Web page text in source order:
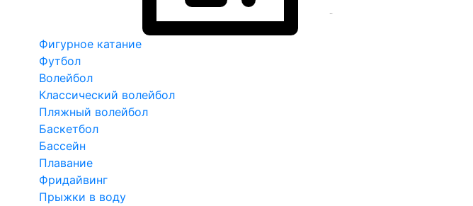
Фигурное катание
Футбол
Волейбол
Классический волейбол
Пляжный волейбол
Баскетбол
Бассейн
Плавание
Фридайвинг
Прыжки в воду